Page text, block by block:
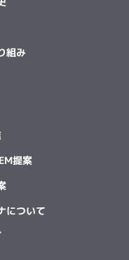
組み
提案
について